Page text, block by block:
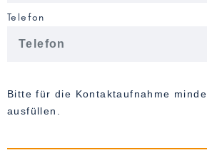
Telefon
Bitte für die Kontaktaufnahme
ausfüllen.